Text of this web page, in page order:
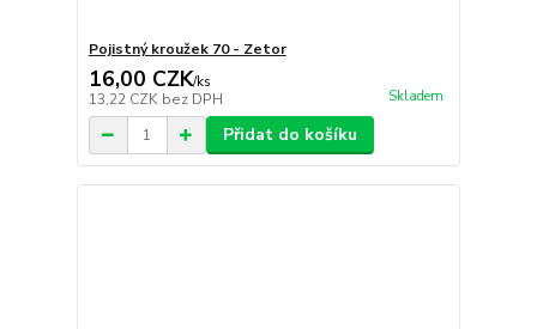
Pojistný kroužek 70 - Zetor
16,00 CZK/ks
13,22 CZK bez DPH Skladem
Přidat do košíku